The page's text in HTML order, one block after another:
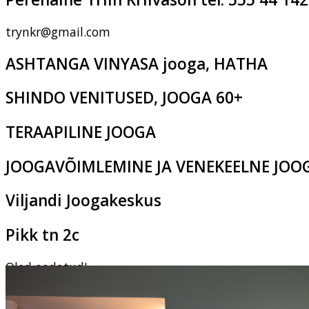
trynkr@gmail.com
ASHTANGA VINYASA jooga, HATHA
SHINDO VENITUSED, JOOGA 60+
TERAAPILINE JOOGA
JOOGAVÕIMLEMINE JA VENEKEELNE
Viljandi Joogakeskus
Pikk tn 2c
Oled oodatud!
‹ ›